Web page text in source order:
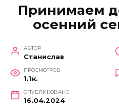
Принимаем
осенний
АВТОР
Станислав
ПРОСМОТРОВ
1.1к.
ОПУБЛИКОВАНО
16.04.2024